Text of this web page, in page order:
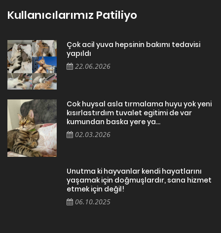
Kullanıcılarımız Patiliyo
Çok acil yuva hepsinin bakımı tedavisi
yapıldı
22.06.2026
Cok huysal asla tırmalama huyu yok yeni
kısırlastırdım tuvalet egitimi de var
kumundan baska yere ya...
02.03.2026
Unutma ki hayvanlar kendi hayatlarını
yaşamak için doğmuşlardır, sana hizmet
etmek için değil!
06.10.2025